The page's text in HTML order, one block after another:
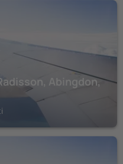
Abingdon,